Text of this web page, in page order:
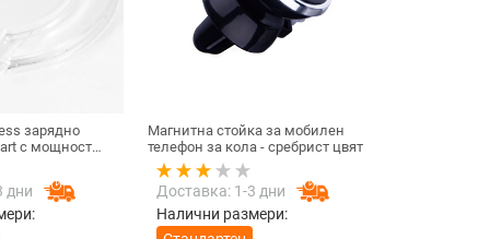
зарядно
с мощност
USB -
дни
Магнитна стойка за мобилен
телефон за кола - сребрист цвят
Доставка: 1-3 дни
Налични размери: